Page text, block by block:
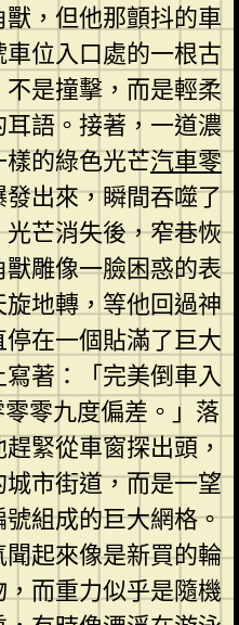
，但他那顫抖的車
位入口處的一根古
是撞擊，而是輕柔
語。接著，一道濃
的綠色光芒汽車零
出來，瞬間吞噬了
芒消失後，窄巷恢
雕像一臉困惑的表
地轉，等他回過神
在一個貼滿了巨大
著：「完美倒車入
零九度偏差。」落
緊從車窗探出頭，
市街道，而是一望
組成的巨大網格。
聞起來像是新買的輪
而重力似乎是隨機